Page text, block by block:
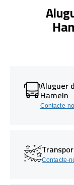
Aluguer
Hameln
Contacte-
Contacte-